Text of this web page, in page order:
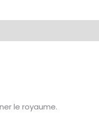
le royaume.